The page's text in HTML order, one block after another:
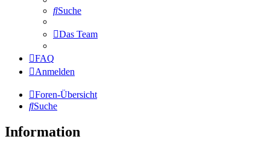
Suche
Das Team
FAQ
Anmelden
Foren-Übersicht
Suche
Information